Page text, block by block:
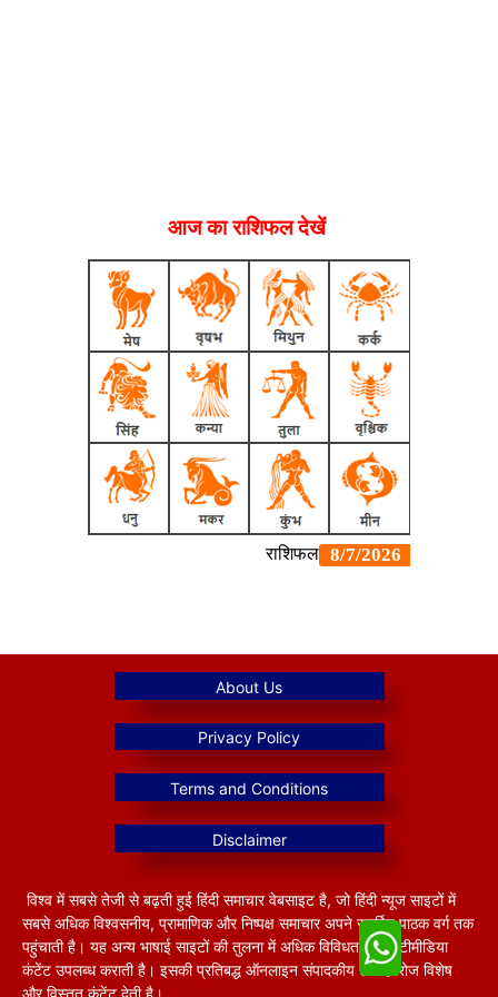
आज का राशिफल देखें
विश्व में सबसे तेजी से बढ़ती हुई हिंदी समाचार वेबसाइट है, जो हिंदी न्यूज साइटों में
सबसे अधिक विश्वसनीय, प्रामाणिक और निष्पक्ष समाचार अपने समर्पित पाठक वर्ग तक
पहुंचाती है। यह अन्य भाषाई साइटों की तुलना में अधिक विविधतापूर्ण मल्टीमीडिया
कंटेंट उपलब्ध कराती है। इसकी प्रतिबद्ध ऑनलाइन संपादकीय टीम हररोज विशेष
और विस्तृत कंटेंट देती है।